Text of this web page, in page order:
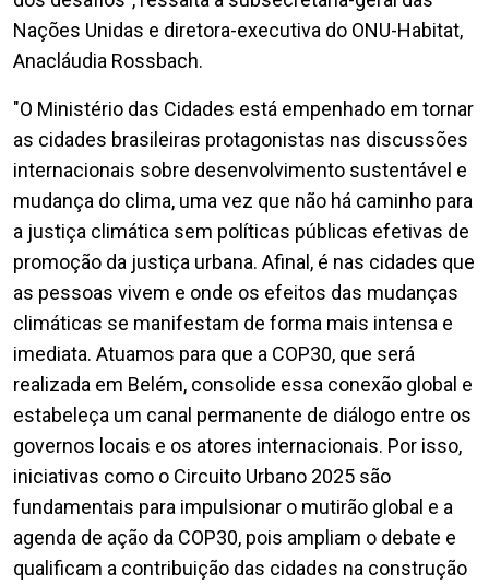
Nações Unidas e diretora-executiva do ONU-Habitat,
Anacláudia Rossbach.
"O Ministério das Cidades está empenhado em tornar
as cidades brasileiras protagonistas nas discussões
internacionais sobre desenvolvimento sustentável e
mudança do clima, uma vez que não há caminho para
a justiça climática sem políticas públicas efetivas de
promoção da justiça urbana. Afinal, é nas cidades que
as pessoas vivem e onde os efeitos das mudanças
climáticas se manifestam de forma mais intensa e
imediata. Atuamos para que a COP30, que será
realizada em Belém, consolide essa conexão global e
estabeleça um canal permanente de diálogo entre os
governos locais e os atores internacionais. Por isso,
iniciativas como o Circuito Urbano 2025 são
fundamentais para impulsionar o mutirão global e a
agenda de ação da COP30, pois ampliam o debate e
qualificam a contribuição das cidades na construção